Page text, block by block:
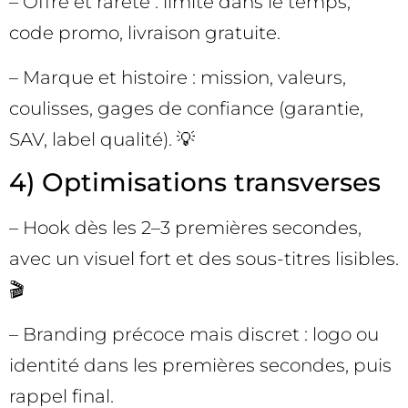
code promo, livraison gratuite.
– Marque et histoire : mission, valeurs,
coulisses, gages de confiance (garantie,
SAV, label qualité). 💡
4) Optimisations transverses
– Hook dès les 2–3 premières secondes,
avec un visuel fort et des sous-titres lisibles.
🎬
– Branding précoce mais discret : logo ou
identité dans les premières secondes, puis
rappel final.